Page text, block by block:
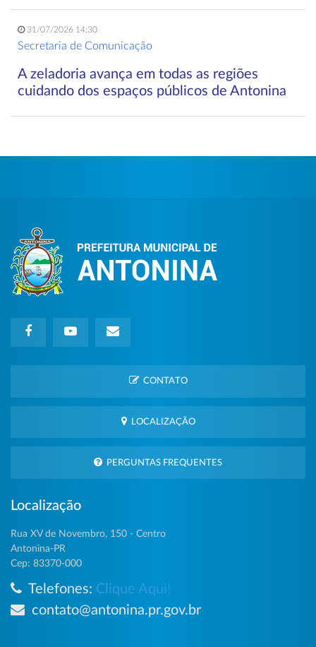
31/07/2026 14:30
Secretaria de Comunicação
A zeladoria avança em todas as regiões
cuidando dos espaços públicos de Antonina
CONTATO
LOCALIZAÇÃO
PERGUNTAS FREQUENTES
Localização
Rua XV de Novembro, 150 - Centro
Antonina-PR
Cep: 83370-000
Telefones: Clique Aqui!
contato@antonina.pr.gov.br